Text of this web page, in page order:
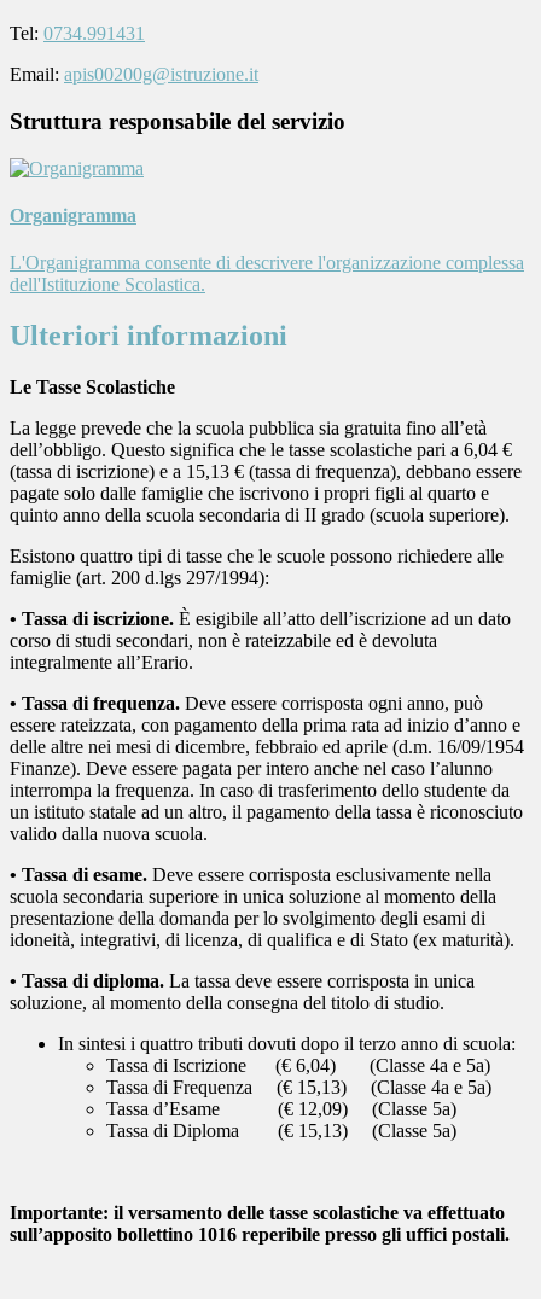
Tel: 0734.991431
Email: apis00200g@istruzione.it
Struttura responsabile del servizio
Organigramma
L'Organigramma consente di descrivere l'organizzazione complessa
dell'Istituzione Scolastica.
Ulteriori informazioni
Le Tasse Scolastiche
La legge prevede che la scuola pubblica sia gratuita fino all’età
dell’obbligo. Questo significa che le tasse scolastiche pari a 6,04 €
(tassa di iscrizione) e a 15,13 € (tassa di frequenza), debbano essere
pagate solo dalle famiglie che iscrivono i propri figli al quarto e
quinto anno della scuola secondaria di II grado (scuola superiore).
Esistono quattro tipi di tasse che le scuole possono richiedere alle
famiglie (art. 200 d.lgs 297/1994):
• Tassa di iscrizione. È esigibile all’atto dell’iscrizione ad un dato
corso di studi secondari, non è rateizzabile ed è devoluta
integralmente all’Erario.
• Tassa di frequenza. Deve essere corrisposta ogni anno, può
essere rateizzata, con pagamento della prima rata ad inizio d’anno e
delle altre nei mesi di dicembre, febbraio ed aprile (d.m. 16/09/1954
Finanze). Deve essere pagata per intero anche nel caso l’alunno
interrompa la frequenza. In caso di trasferimento dello studente da
un istituto statale ad un altro, il pagamento della tassa è riconosciuto
valido dalla nuova scuola.
• Tassa di esame. Deve essere corrisposta esclusivamente nella
scuola secondaria superiore in unica soluzione al momento della
presentazione della domanda per lo svolgimento degli esami di
idoneità, integrativi, di licenza, di qualifica e di Stato (ex maturità).
• Tassa di diploma. La tassa deve essere corrisposta in unica
soluzione, al momento della consegna del titolo di studio.
In sintesi i quattro tributi dovuti dopo il terzo anno di scuola:
Tassa di Iscrizione (€ 6,04) (Classe 4a e 5a)
Tassa di Frequenza (€ 15,13) (Classe 4a e 5a)
Tassa d’Esame (€ 12,09) (Classe 5a)
Tassa di Diploma (€ 15,13) (Classe 5a)
Importante: il versamento delle tasse scolastiche va effettuato
sull’apposito bollettino 1016 reperibile presso gli uffici postali.